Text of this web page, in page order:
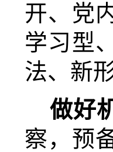
开、党
学习型
法、新
做好
察，预